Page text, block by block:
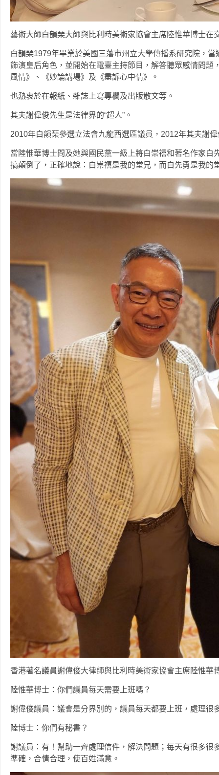
藝術大師白韻琹大師與比利時美術家協會主席陸惟華博士在
白韻琹1979年畢業於美國三藩市州立大學傳播系研究院，
飾演皇后角色，並開始在電臺主持節目，解答聽眾感情問題
風情》、《妙論講場》及《盡訴心中情》。
也熱衷於在報紙、雜誌上寫專欄及出版散文等。
其夫謝偉俊先生是法律界的“超人”。
2010年白韻琹參選立法會九龍西選區議員，2012年其夫謝
當陸惟華博士問及她與國民黨一級上將白崇禧和著名作家白
搞顛倒了，正確地說：白祟禧是我的堂兄，而白先勇是我
香港著名議員謝偉俊大律師與比利時美術家協會主席陸惟華
陸惟華博士：你們議員每天需要上班嗎？
謝偉俊議員：議會是分界別的，議員每天都要上班，處理很
陸博士：你們有秘書？
謝議員：有！幫助一齊處理信件，解決問題；每天有很多很
準確，合情合理，使百姓滿意。